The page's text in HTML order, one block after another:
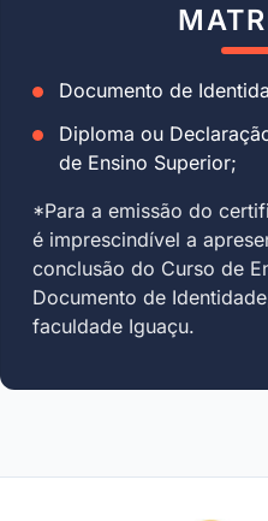
Documento de
Diploma ou
de Ensino Superior;
*Para a emissão do
é imprescindível a
conclusão do Curso de
Documento de
faculdade Iguaçu.